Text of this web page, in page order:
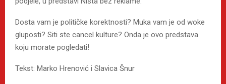
Dosta vam je političke korektnosti? Muka vam je od woke
gluposti? Siti ste cancel kulture? Onda je ovo predstava
koju morate pogledati!
Tekst: Marko Hrenović i Slavica Šnur